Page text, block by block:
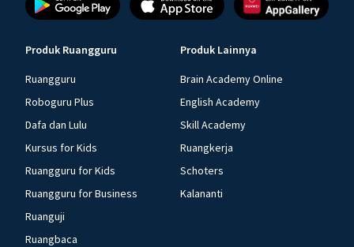
Produk Ruangguru
Ruangguru
Roboguru Plus
Dafa dan Lulu
Kursus for Kids
Ruangguru for Kids
Ruangguru for Business
Ruanguji
Ruangbaca
Produk Lainnya
Brain Academy Online
English Academy
Skill Academy
Ruangkerja
Schoters
Kalananti